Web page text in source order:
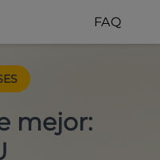
FAQ
mejor: